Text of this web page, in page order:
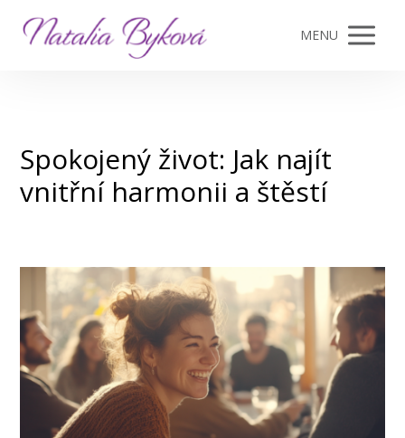
MENU
Spokojený život: Jak najít
vnitřní harmonii a štěstí